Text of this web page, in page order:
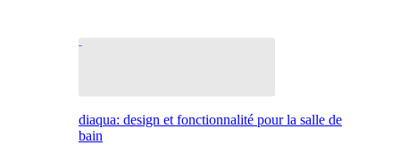
diaqua: design et fonctionnalité pour la salle de
bain